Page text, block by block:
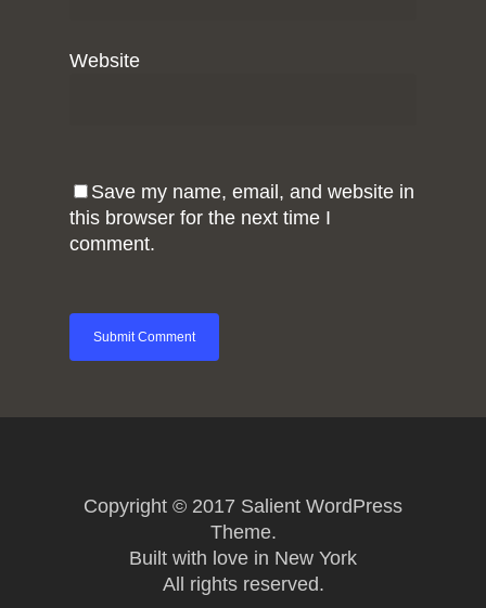
Website
Save my name, email, and website in
this browser for the next time I
comment.
Copyright © 2017 Salient WordPress
Theme.
Built with love in New York
All rights reserved.